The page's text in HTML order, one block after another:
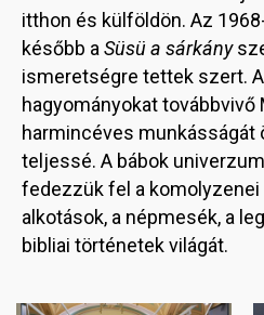
itthon és külföldön. Az
később aSüsü a sárkány
ismeretségre tettek szert.
hagyományokat továbbvivő
harmincéves
teljessé. A bábok
fedezzük fel a komolyzenei
alkotások, a népmesék, a
bibliai történetek világát.
Image